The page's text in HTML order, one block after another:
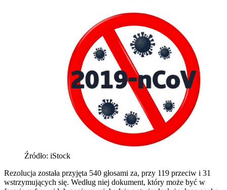
Źródło: iStock
Rezolucja została przyjęta 540 głosami za, przy 119 przeciw i 31
wstrzymujących się. Według niej dokument, który może być w